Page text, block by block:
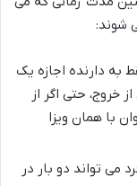
شوند:
به دارنده اجازه یک
خروج، حتی اگر از
با همان ویزا
می تواند دو بار در